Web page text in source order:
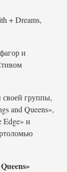
+ Dreams,
и
своей группы,
and Queens»,
Edge» и